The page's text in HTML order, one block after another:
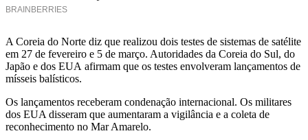
A Coreia do Norte diz que realizou dois testes de sistemas de satélite
em 27 de fevereiro e 5 de março. Autoridades da Coreia do Sul, do
Japão e dos EUA afirmam que os testes envolveram lançamentos de
mísseis balísticos.
Os lançamentos receberam condenação internacional. Os militares
dos EUA disseram que aumentaram a vigilância e a coleta de
reconhecimento no Mar Amarelo.